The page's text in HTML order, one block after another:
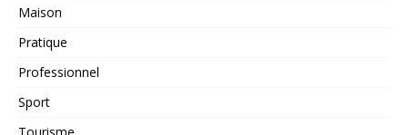
Maison
Pratique
Professionnel
Sport
Tourisme